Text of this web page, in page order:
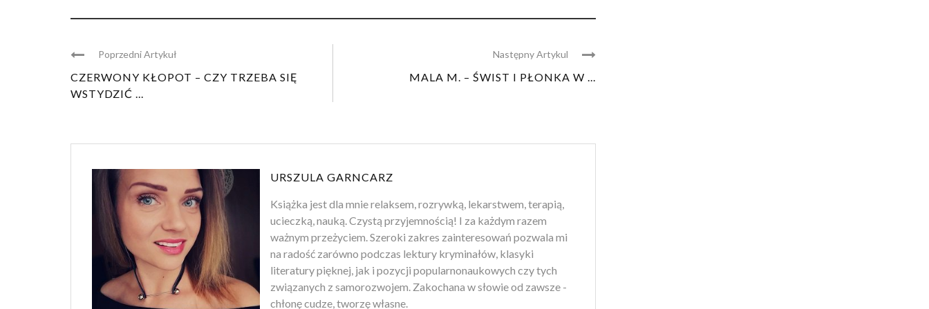
Poprzedni Artykuł
CZERWONY KŁOPOT – CZY TRZEBA SIĘ
WSTYDZIĆ ...
Następny Artykul
MALA M. – ŚWIST I PŁONKA W ...
URSZULA GARNCARZ
Książka jest dla mnie relaksem, rozrywką, lekarstwem, terapią,
ucieczką, nauką. Czystą przyjemnością! I za każdym razem
ważnym przeżyciem. Szeroki zakres zainteresowań pozwala mi
na radość zarówno podczas lektury kryminałów, klasyki
literatury pięknej, jak i pozycji popularnonaukowych czy tych
związanych z samorozwojem. Zakochana w słowie od zawsze -
chłonę cudze, tworzę własne.